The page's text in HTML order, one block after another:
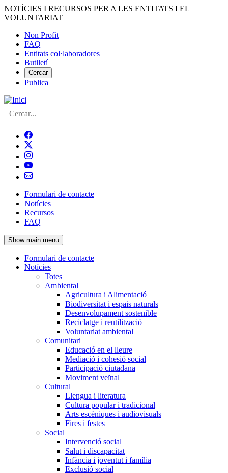
Vés
al
NOTÍCIES I RECURSOS PER A LES ENTITATS I EL
VOLUNTARIAT
Menú
del
compte
d'usuari
Non Profit
FAQ
Entitats col·laboradores
Butlletí
Cercar
Publica
Cerca
Navegació
principal
de
l'encapçalament
Formulari de contacte
Notícies
Recursos
FAQ
Show main menu
Navegació
principal
Formulari de contacte
Notícies
Totes
Ambiental
Agricultura i Alimentació
Biodiversitat i espais naturals
Desenvolupament sostenible
Reciclatge i reutilització
Voluntariat ambiental
Comunitari
Educació en el lleure
Mediació i cohesió social
Participació ciutadana
Moviment veïnal
Cultural
Llengua i literatura
Cultura popular i tradicional
Arts escèniques i audiovisuals
Fires i festes
Social
Intervenció social
Salut i discapacitat
Infància i joventut i família
Exclusió social